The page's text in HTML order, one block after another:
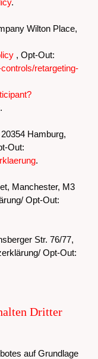
.
Wilton Place,
, Opt-Out:
retargeting-
.
Hamburg,
Out:
.
Manchester, M3
Opt-Out:
Str. 76/77,
Opt-Out:
Dritter
auf Grundlage